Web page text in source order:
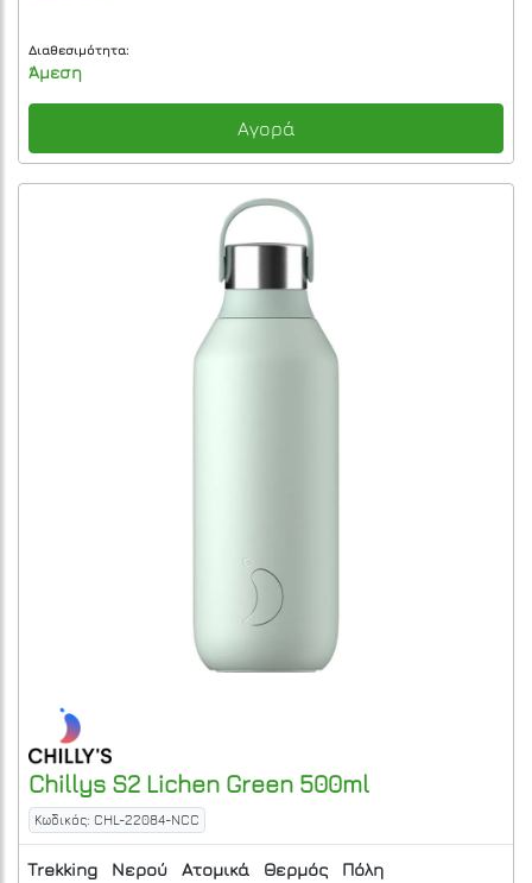
Διαθεσιμότητα:
Άμεση
Αγορά
Chillys S2 Lichen Green 500ml
Κωδικός: CHL-22084-NCC
Trekking Νερού Ατομικά Θερμός
Πόλη